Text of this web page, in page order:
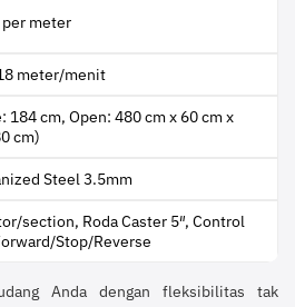
per meter
meter/menit
184 cm, Open: 480 cm x 60 cm x
cm)
Steel 3.5mm
section, Roda Caster 5″, Control
Stop/Reverse
Anda dengan fleksibilitas tak